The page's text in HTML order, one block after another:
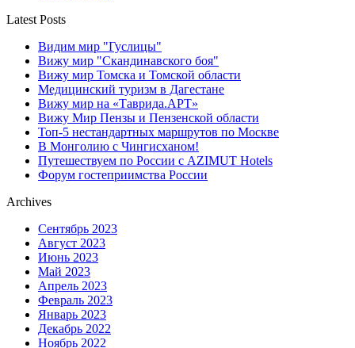
Latest Posts
Видим мир "Гуслицы"
Вижу мир "Скандинавского боя"
Вижу мир Томска и Томской области
Медицинский туризм в Дагестане
Вижу мир на «Таврида.АРТ»
Вижу Мир Пензы и Пензенской области
Топ-5 нестандартных маршрутов по Москве
В Монголию с Чингисханом!
Путешествуем по России с AZIMUT Hotels
Форум гостеприимства России
Archives
Сентябрь 2023
Август 2023
Июнь 2023
Май 2023
Апрель 2023
Февраль 2023
Январь 2023
Декабрь 2022
Ноябрь 2022